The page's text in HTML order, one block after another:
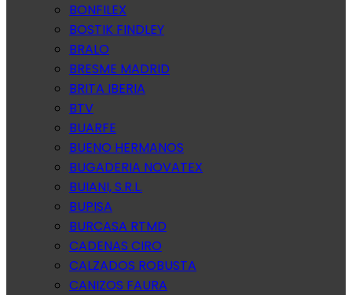
BONFILEX
BOSTIK FINDLEY
BRALO
BRESME MADRID
BRITA IBERIA
BTV
BUARFE
BUENO HERMANOS
BUGADERIA NOVATEX
BUIANI, S.R.L.
BUPISA
BURCASA RTMD
CADENAS CIRO
CALZADOS ROBUSTA
CANIZOS FAURA